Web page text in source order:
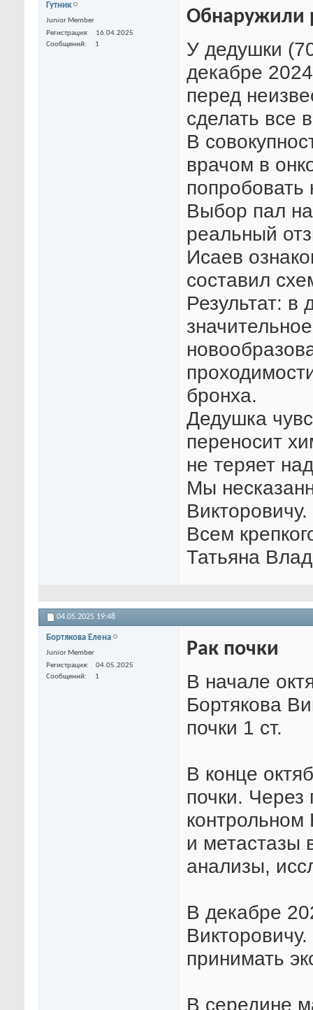
Гутник
Junior Member
Регистрация
16.04.2025
Сообщений
1
Обнаружили
У дедушки
декабре
перед
сделать все
В
врачом в
Выбор пал
реальный
Исаев
составил
Результат: в
бронха.
Дедушка
переносит
не теряет
Мы
Викторовичу.
Всем
Татьяна
04.05.2025 19:48
Бортякова Елена
Junior Member
Регистрация
04.05.2025
Сообщений
1
Рак почки
В начале
Бортякова
почки 1 ст.
В конце
почки.
и метастазы
анализы,
В декабре
принимать
В середине